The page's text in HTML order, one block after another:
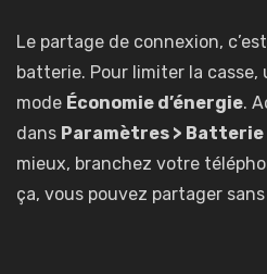
Le partage de connexion,
batterie. Pour limiter la casse,
mode Économie d’énergie.
dans Paramètres > Batterie
mieux, branchez votre
ça, vous pouvez partager